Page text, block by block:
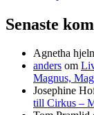
Senaste
Agnetha
anders om
Magnus,
Josephine
till Cirkus –